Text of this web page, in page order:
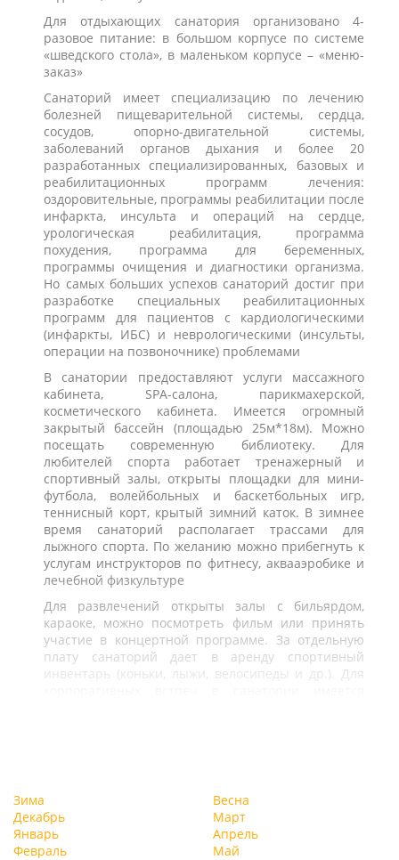
Для отдыхающих санатория организовано 4-
разовое питание: в большом корпусе по системе
«шведского стола», в маленьком корпусе – «меню-
заказ»
Санаторий имеет специализацию по лечению
болезней пищеварительной системы, сердца,
сосудов, опорно-двигательной системы,
заболеваний органов дыхания и более 20
разработанных специализированных, базовых и
реабилитационных программ лечения:
оздоровительные, программы реабилитации после
инфаркта, инсульта и операций на сердце,
урологическая реабилитация, программа
похудения, программа для беременных,
программы очищения и диагностики организма.
Но самых больших успехов санаторий достиг при
разработке специальных реабилитационных
программ для пациентов с кардиологическими
(инфаркты, ИБС) и неврологическими (инсульты,
операции на позвоночнике) проблемами
В санатории предоставляют услуги массажного
кабинета, SPA-салона, парикмахерской,
косметического кабинета. Имеется огромный
закрытый бассейн (площадью 25м*18м). Можно
посещать современную библиотеку. Для
любителей спорта работает тренажерный и
спортивный залы, открыты площадки для мини-
футбола, волейбольных и баскетбольных игр,
теннисный корт, крытый зимний каток. В зимнее
время санаторий располагает трассами для
лыжного спорта. По желанию можно прибегнуть к
услугам инструкторов по фитнесу, аквааэробике и
лечебной физкультуре
Для развлечений открыты залы с бильярдом,
караоке, можно посмотреть фильм или принять
участие в концертной программе. За отдельную
плату санаторий дает в аренду спортивный
инвентарь (коньки, лыжи, велосипеды и др.). Для
Зима
Декабрь
Январь
Февраль
Весна
Март
Апрель
Май